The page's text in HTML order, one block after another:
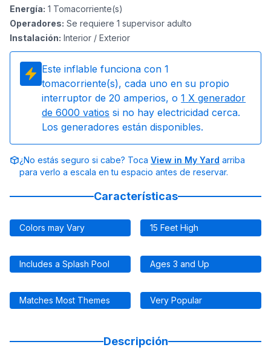
Energía: 1 Tomacorriente(s)
Operadores: Se requiere 1 supervisor adulto
Instalación: Interior / Exterior
Este inflable funciona con 1
tomacorriente(s), cada uno en su propio
interruptor de 20 amperios, o 1 X generador
de 6000 vatios si no hay electricidad cerca.
Los generadores están disponibles.
¿No estás seguro si cabe? Toca View in My Yard arriba
para verlo a escala en tu espacio antes de reservar.
Características
Colors may Vary 15 Feet High
Includes a Splash Pool Ages 3 and Up
Matches Most Themes Very Popular
Descripción